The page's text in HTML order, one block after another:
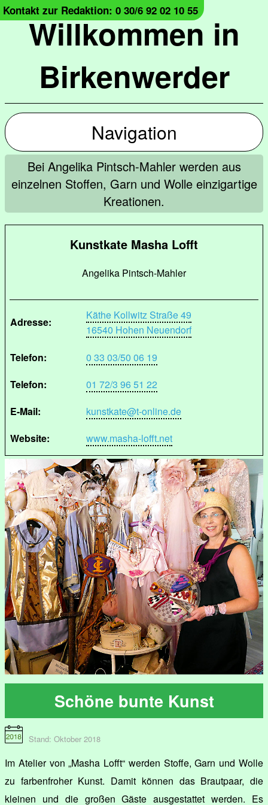
Willkommen in
Birkenwerder
Kontakt zur Redaktion: 0 30/6 92 02 10 55
Navigation
Bei Angelika Pintsch-Mahler werden aus
einzelnen Stoffen, Garn und Wolle einzigartige
Kreationen.
Kunstkate Masha Lofft
Angelika Pintsch-Mahler
Adresse:
Käthe Kollwitz Straße 49
16540 Hohen Neuendorf
Telefon:
0 33 03/50 06 19
Telefon:
01 72/3 96 51 22
E-Mail:
kunstkate@t-online.de
Website:
www.masha-lofft.net
Schöne bunte Kunst
Stand: Oktober 2018
Im Atelier von „Masha Lofft“ werden Stoffe, Garn und Wolle
zu farbenfroher Kunst. Damit können das Brautpaar, die
kleinen und die großen Gäste ausgestattet werden. Es